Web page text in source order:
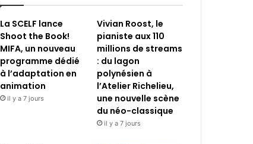
La SCELF lance
Shoot the Book!
MIFA, un nouveau
programme dédié
à l’adaptation en
animation
il y a 7 jours
Vivian Roost, le
pianiste aux 110
millions de streams
: du lagon
polynésien à
l’Atelier Richelieu,
une nouvelle scène
du néo-classique
il y a 7 jours